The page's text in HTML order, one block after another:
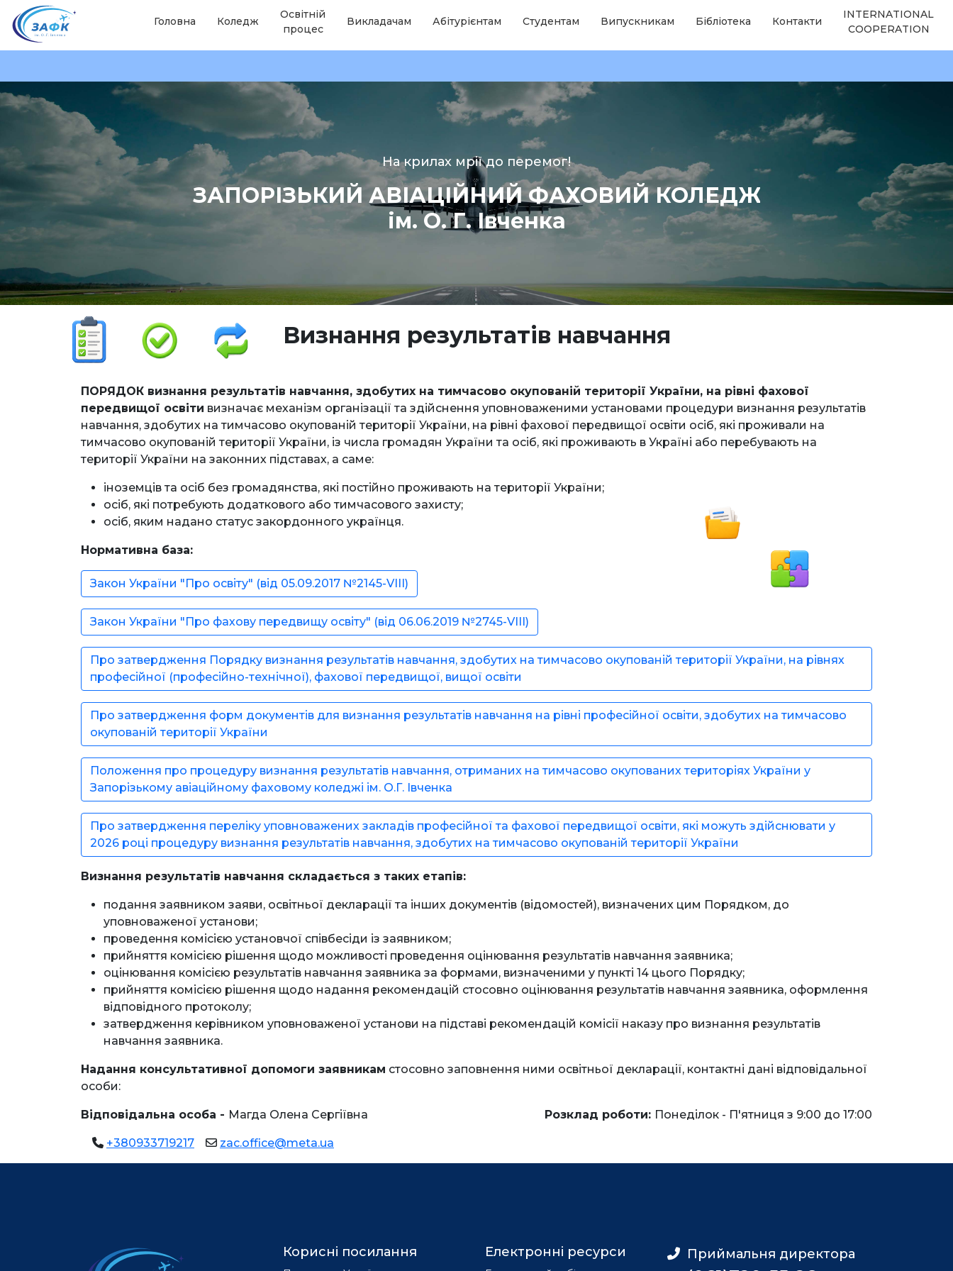
Головна Коледж
Освітній
процес
Викладачам Абітурієнтам Студентам Випускникам Бібліотека Контакти
INTERNATIONAL
COOPERATION
На крилах мрії до перемог!
ЗАПОРІЗЬКИЙ АВІАЦІЙНИЙ ФАХОВИЙ КОЛЕДЖ
ім. О. Г. Івченка
Визнання результатів навчання
ПОРЯДОК визнання результатів навчання, здобутих на тимчасово окупованій території України, на рівні фахової
передвищої освіти визначає механізм організації та здійснення уповноваженими установами процедури визнання результатів
навчання, здобутих на тимчасово окупованій території України, на рівні фахової передвищої освіти осіб, які проживали на
тимчасово окупованій території України, із числа громадян України та осіб, які проживають в Україні або перебувають на
території України на законних підставах, а саме:
іноземців та осіб без громадянства, які постійно проживають на території України;
осіб, які потребують додаткового або тимчасового захисту;
осіб, яким надано статус закордонного українця.
Нормативна база:
Закон України "Про освіту" (від 05.09.2017 №2145-VIII)
Закон України "Про фахову передвищу освіту" (від 06.06.2019 №2745-VIII)
Про затвердження Порядку визнання результатів навчання, здобутих на тимчасово окупованій території України, на рівнях
професійної (професійно-технічної), фахової передвищої, вищої освіти
Про затвердження форм документів для визнання результатів навчання на рівні професійної освіти, здобутих на тимчасово
окупованій території України
Положення про процедуру визнання результатів навчання, отриманих на тимчасово окупованих територіях України у
Запорізькому авіаційному фаховому коледжі ім. О.Г. Івченка
Про затвердження переліку уповноважених закладів професійної та фахової передвищої освіти, які можуть здійснювати у
2026 році процедуру визнання результатів навчання, здобутих на тимчасово окупованій території України
Визнання результатів навчання складається з таких етапів:
подання заявником заяви, освітньої декларації та інших документів (відомостей), визначених цим Порядком, до
уповноваженої установи;
проведення комісією установчої співбесіди із заявником;
прийняття комісією рішення щодо можливості проведення оцінювання результатів навчання заявника;
оцінювання комісією результатів навчання заявника за формами, визначеними у пункті 14 цього Порядку;
прийняття комісією рішення щодо надання рекомендацій стосовно оцінювання результатів навчання заявника, оформлення
відповідного протоколу;
затвердження керівником уповноваженої установи на підставі рекомендацій комісії наказу про визнання результатів
навчання заявника.
Надання консультативної допомоги заявникам стосовно заповнення ними освітньої декларації, контактні дані відповідальної
особи:
Відповідальна особа - Магда Олена Сергіївна Розклад роботи: Понеділок - П'ятниця з 9:00 до 17:00
+380933719217 zac.office@meta.ua
Корисні посилання Електронні ресурси Приймальня директора